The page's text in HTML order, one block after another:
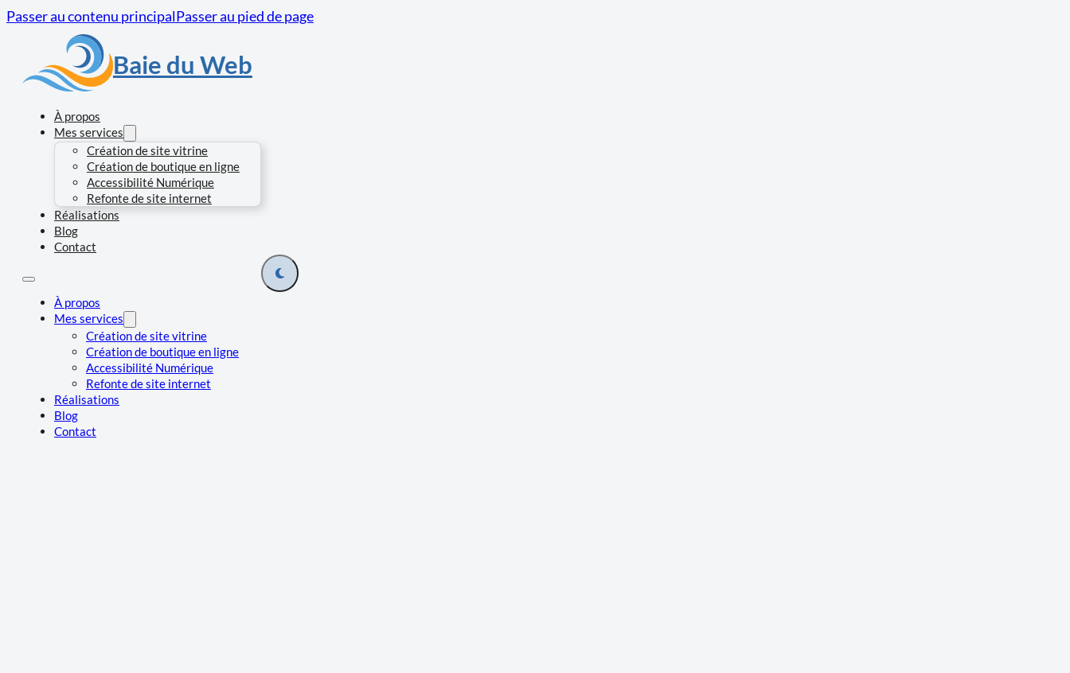
Passer au contenu principalPasser au pied de page
Baie du Web
À propos
Mes services
Création de site vitrine
Création de boutique en ligne
Accessibilité Numérique
Refonte de site internet
Réalisations
Blog
Contact
À propos
Mes services
Création de site vitrine
Création de boutique en ligne
Accessibilité Numérique
Refonte de site internet
Réalisations
Blog
Contact